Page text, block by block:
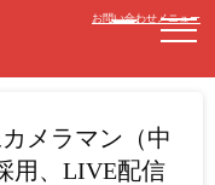
お問い合わせメニュー
カメラマン（中
用、LIVE配信